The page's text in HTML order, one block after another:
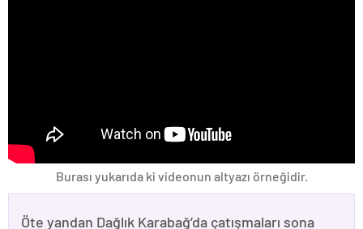
Burası yukarıda ki videonun altyazı örneğidir.
Öte yandan Dağlık Karabağ’da çatışmaları sona